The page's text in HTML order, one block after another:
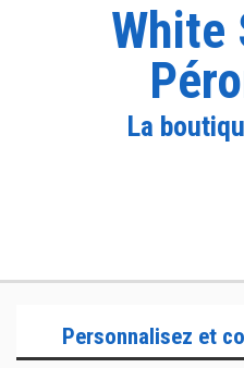
White
La
Personnalisez et